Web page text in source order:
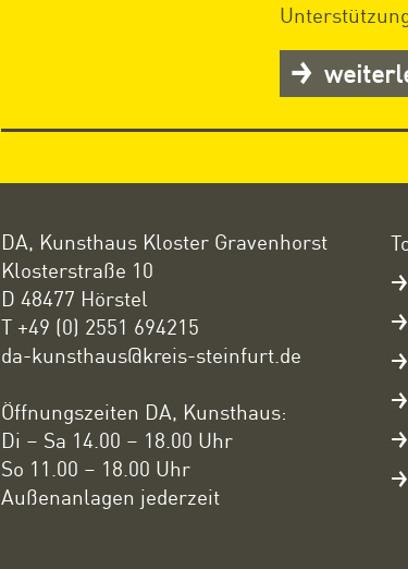
DA, Kunsthaus Kloster Gravenhorst
Klosterstraße 10
D 48477 Hörstel
T +49 (0) 2551 694215
da-kunsthaus@kreis-steinfurt.de
Öffnungszeiten DA, Kunsthaus:
Di – Sa 14.00 – 18.00 Uhr
So 11.00 – 18.00 Uhr
Außenanlagen jederzeit